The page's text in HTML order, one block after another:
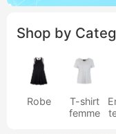
Shop by
Robe
T-shirt
femme